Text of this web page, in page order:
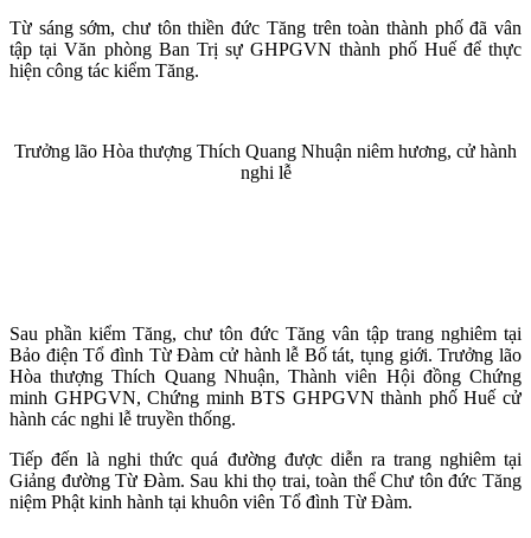
Từ sáng sớm, chư tôn thiền đức Tăng trên toàn thành phố đã vân
tập tại Văn phòng Ban Trị sự GHPGVN thành phố Huế để thực
hiện công tác kiểm Tăng.
Trưởng lão Hòa thượng Thích Quang Nhuận niêm hương, cử hành
nghi lễ
Sau phần kiểm Tăng, chư tôn đức Tăng vân tập trang nghiêm tại
Bảo điện Tổ đình Từ Đàm cử hành lễ Bố tát, tụng giới. Trưởng lão
Hòa thượng Thích Quang Nhuận, Thành viên Hội đồng Chứng
minh GHPGVN, Chứng minh BTS GHPGVN thành phố Huế cử
hành các nghi lễ truyền thống.
Tiếp đến là nghi thức quá đường được diễn ra trang nghiêm tại
Giảng đường Từ Đàm. Sau khi thọ trai, toàn thể Chư tôn đức Tăng
niệm Phật kinh hành tại khuôn viên Tổ đình Từ Đàm.